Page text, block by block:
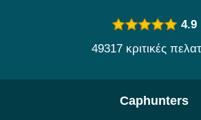
4.9
49317 κριτικές
Caphunters